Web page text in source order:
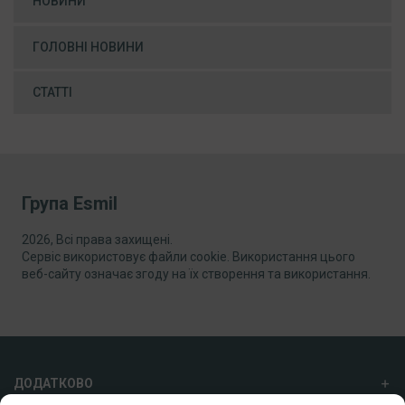
ГОЛОВНІ НОВИНИ
СТАТТІ
Група Esmil
2026, Всі права захищені.
Сервіс використовує файли cookie. Використання цього
веб-сайту означає згоду на їх створення та використання.
ДОДАТКОВО